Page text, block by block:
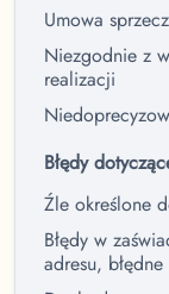
Umowa
Niezgodnie z
realizacji
Błędy
Źle określone
Błędy w
adresu,